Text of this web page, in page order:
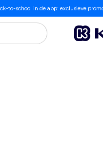
to-school in de app: exclusieve